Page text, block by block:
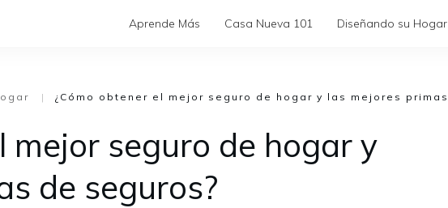
Aprende Más Casa Nueva 101 Diseñando su Hogar
|
mejor seguro de hogar y
de seguros?